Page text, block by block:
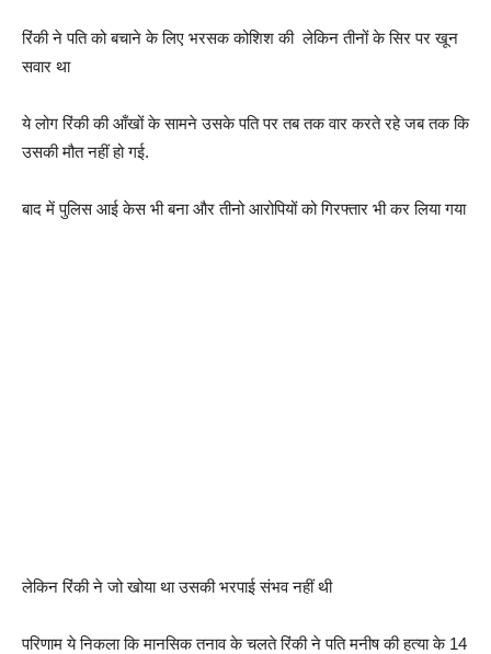
रिंकी ने पति को बचाने के लिए भरसक कोशिश की लेकिन तीनों के सिर पर खून
सवार था
ये लोग रिंकी की आँखों के सामने उसके पति पर तब तक वार करते रहे जब तक कि
उसकी मौत नहीं हो गई.
बाद में पुलिस आई केस भी बना और तीनो आरोपियों को गिरफ्तार भी कर लिया गया
लेकिन रिंकी ने जो खोया था उसकी भरपाई संभव नहीं थी
परिणाम ये निकला कि मानसिक तनाव के चलते रिंकी ने पति मनीष की हत्या के 14